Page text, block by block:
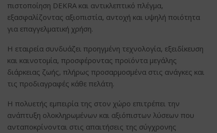
πιστοποίηση DEKRA και αντικλεπτικό πλέγμα,
εξασφαλίζοντας αξιοπιστία, αντοχή και υψηλή ποιότητα
για επαγγελματική χρήση.
Η εταιρεία συνδυάζει προηγμένη τεχνολογία, εξειδίκευση
και καινοτομία, προσφέροντας προϊόντα μεγάλης
διάρκειας ζωής, πλήρως προσαρμοσμένα στις ανάγκες και
τις προδιαγραφές κάθε πελάτη.
Η πολυετής εμπειρία της στον χώρο επιτρέπει την
ανάπτυξη ολοκληρωμένων και αξιόπιστων λύσεων που
ανταποκρίνονται στις απαιτήσεις της σύγχρονης